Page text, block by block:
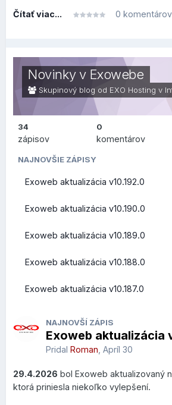
oblasti IT), v druhej sekcii je prehľad,
bežnej používateľskej úrovni.
ZMENY
POUŽÍVATEĽOV
END)
Roundcube Webmail
V zozname správ pribudlo novéQuick
ktoré sa zobrazí po prejdení kurzorom
otvorenia emailu.
Čítať viac... 0 komentárov
Novinky v Exowebe
Skupinový blog od EXO Hosting v
34
zápisov
0
komentárov
NAJNOVŠIE ZÁPISY
Exoweb aktualizácia v10.192.0
Exoweb aktualizácia v10.190.0
Exoweb aktualizácia v10.189.0
Exoweb aktualizácia v10.188.0
Exoweb aktualizácia v10.187.0
NAJNOVŠÍ ZÁPIS
Exoweb aktualizácia
Pridal Roman Apríl 30
29.4.2026 bol Exoweb aktualizovaný
ktorá priniesla niekoľko vylepšení.